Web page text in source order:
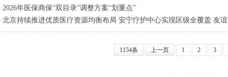
·2026年医保商保“双目录”调整方案“划重点”
·北京持续推进优质医疗资源均衡布局 安宁疗护中心实现区级全覆盖 友
1154条 上一页 1 2 3